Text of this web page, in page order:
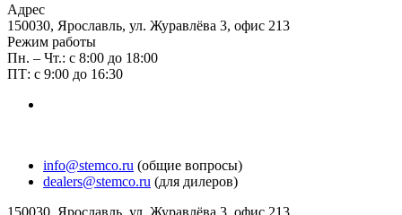
Адрес
150030, Ярославль, ул. Журавлёва 3, офис 213
Режим работы
Пн. – Чт.: с 8:00 до 18:00
ПТ: с 9:00 до 16:30
info@stemco.ru (общие вопросы)
dealers@stemco.ru (для дилеров)
150030, Ярославль, ул. Журавлёва 3, офис 213